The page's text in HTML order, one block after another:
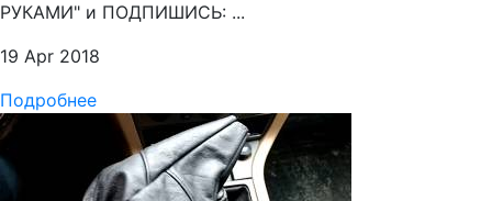
РУКАМИ" и ПОДПИШИСЬ: ...
19 Apr 2018
Подробнее